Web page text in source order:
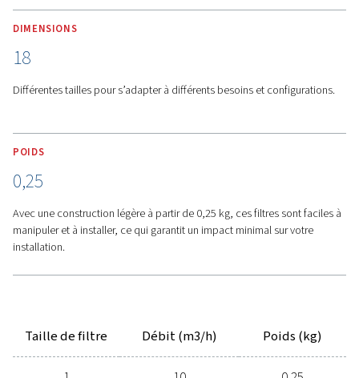
filtre permettent une installation facile et simple pour
plupart des applications.
Différenciation facile- Capuchons d’extrémité à code
Caractéristiques